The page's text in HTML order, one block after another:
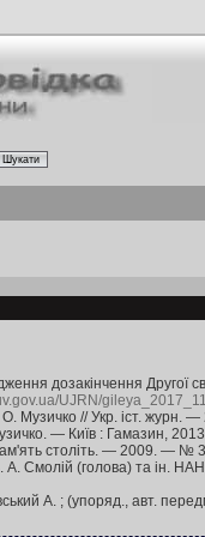
дозакінчення Другої
UJRN/
О. Музичко // Укр. іст.
— Київ : Гамазин,
Пам'ять століть. — 2009. —
(голова) та ін. НАН
А. ; (упоряд., авт.